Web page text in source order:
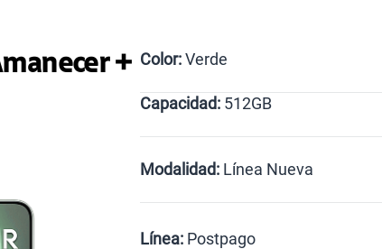
+ Color:Verde
Dorado
Capacidad: 512GB
Modalidad: Línea Nueva
Línea: Postpago